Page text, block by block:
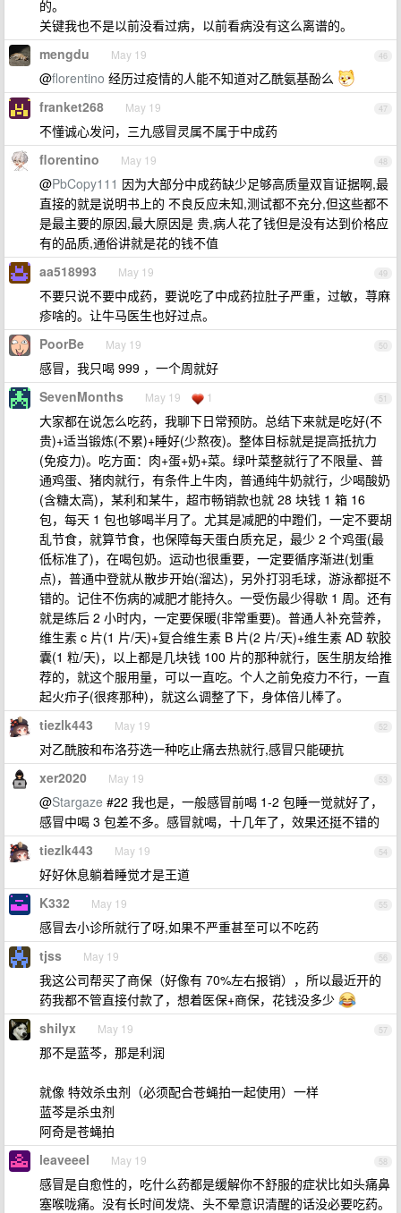
的。
关键我也不是以前没看过病，以前看病没有这么离谱的。
46
mengdu May 19
@florentino 经历过疫情的人能不知道对乙酰氨基酚么
47
franket268 May 19
不懂诚心发问，三九感冒灵属不属于中成药
48
florentino May 19
@PbCopy111 因为大部分中成药缺少足够高质量双盲证据啊,最
直接的就是说明书上的 不良反应未知,测试都不充分,但这些都不
是最主要的原因,最大原因是 贵,病人花了钱但是没有达到价格应
有的品质,通俗讲就是花的钱不值
49
aa518993 May 19
不要只说不要中成药，要说吃了中成药拉肚子严重，过敏，荨麻
疹啥的。让牛马医生也好过点。
50
PoorBe May 19
感冒，我只喝 999 ，一个周就好
51
SevenMonths May 19 1
大家都在说怎么吃药，我聊下日常预防。总结下来就是吃好(不
贵)+适当锻炼(不累)+睡好(少熬夜)。整体目标就是提高抵抗力
(免疫力)。吃方面：肉+蛋+奶+菜。绿叶菜整就行了不限量、普
通鸡蛋、猪肉就行，有条件上牛肉，普通纯牛奶就行，少喝酸奶
(含糖太高)，某利和某牛，超市畅销款也就 28 块钱 1 箱 16
包，每天 1 包也够喝半月了。尤其是减肥的中蹬们，一定不要胡
乱节食，就算节食，也保障每天蛋白质充足，最少 2 个鸡蛋(最
低标准了)，在喝包奶。运动也很重要，一定要循序渐进(划重
点)，普通中登就从散步开始(溜达)，另外打羽毛球，游泳都挺不
错的。记住不伤病的减肥才能持久。一受伤最少得歇 1 周。还有
就是练后 2 小时内，一定要保暖(非常重要)。普通人补充营养，
维生素 c 片(1 片/天)+复合维生素 B 片(2 片/天)+维生素 AD 软胶
囊(1 粒/天)，以上都是几块钱 100 片的那种就行，医生朋友给推
荐的，就这个服用量，可以一直吃。个人之前免疫力不行，一直
起火疖子(很疼那种)，就这么调整了下，身体倍儿棒了。
52
tiezlk443 May 19
对乙酰胺和布洛芬选一种吃止痛去热就行,感冒只能硬抗
53
xer2020 May 19
@Stargaze #22 我也是，一般感冒前喝 1-2 包睡一觉就好了，
感冒中喝 3 包差不多。感冒就喝，十几年了，效果还挺不错的
54
tiezlk443 May 19
好好休息躺着睡觉才是王道
55
K332 May 19
感冒去小诊所就行了呀,如果不严重甚至可以不吃药
56
tjss May 19
我这公司帮买了商保（好像有 70%左右报销），所以最近开的
药我都不管直接付款了，想着医保+商保，花钱没多少
57
shilyx May 19
那不是蓝芩，那是利润
就像 特效杀虫剂（必须配合苍蝇拍一起使用）一样
蓝芩是杀虫剂
阿奇是苍蝇拍
58
leaveeel May 19
感冒是自愈性的，吃什么药都是缓解你不舒服的症状比如头痛鼻
塞喉咙痛。没有长时间发烧、头不晕意识清醒的话没必要吃药。